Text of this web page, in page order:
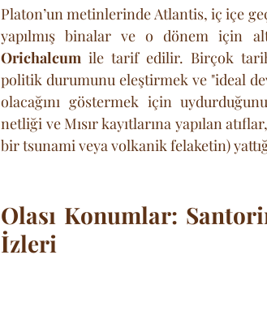
Platon’un metinlerinde Atlantis, iç içe
Orichalcum ile tarif edilir. Birçok
politik durumunu eleştirmek ve "ideal
olacağını göstermek için
netliği ve Mısır kayıtlarına yapılan
bir tsunami veya volkanik felaketin)
Olası Konumlar:
İzleri